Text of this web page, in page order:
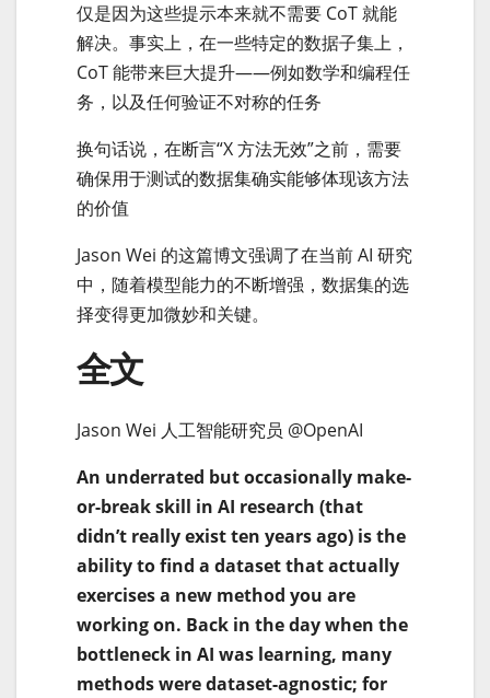
仅是因为这些提示本来就不需要 CoT 就能
解决。事实上，在一些特定的数据子集上，
CoT 能带来巨大提升——例如数学和编程任
务，以及任何验证不对称的任务
换句话说，在断言“X 方法无效”之前，需要
确保用于测试的数据集确实能够体现该方法
的价值
Jason Wei 的这篇博文强调了在当前 AI 研究
中，随着模型能力的不断增强，数据集的选
择变得更加微妙和关键。
全文
Jason Wei 人工智能研究员 @OpenAI
An underrated but occasionally make-
or-break skill in AI research (that
didn’t really exist ten years ago) is the
ability to find a dataset that actually
exercises a new method you are
working on. Back in the day when the
bottleneck in AI was learning, many
methods were dataset-agnostic; for